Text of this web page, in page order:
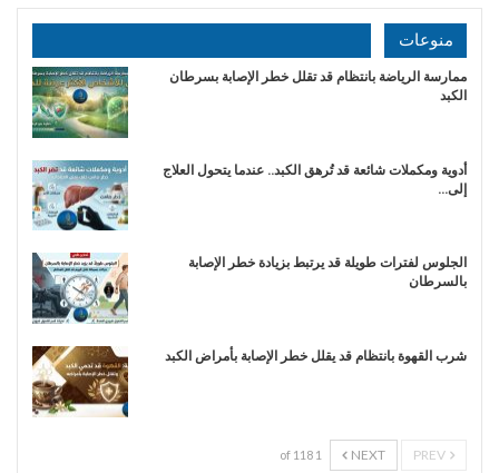
منوعات
ممارسة الرياضة بانتظام قد تقلل خطر الإصابة بسرطان
الكبد
أدوية ومكملات شائعة قد تُرهق الكبد.. عندما يتحول العلاج
إلى…
الجلوس لفترات طويلة قد يرتبط بزيادة خطر الإصابة
بالسرطان
شرب القهوة بانتظام قد يقلل خطر الإصابة بأمراض الكبد
NEXT
1 of 118